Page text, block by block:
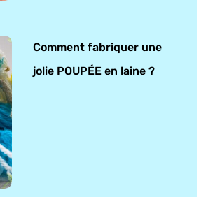
Comment fabriquer une
jolie POUPÉE en laine ?